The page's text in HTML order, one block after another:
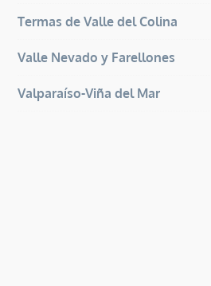
Termas de Valle del Colina
Valle Nevado y Farellones
Valparaíso-Viña del Mar